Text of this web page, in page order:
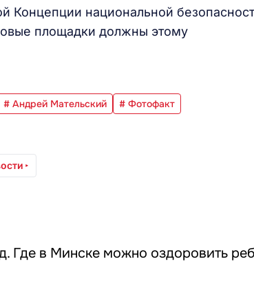
национальной
площадки должны этому
# Андрей Мательский # Фотофакт
Где в Минске можно оздоровить